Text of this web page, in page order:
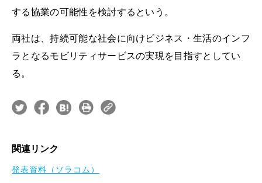
する協業の可能性を検討するという。
両社は、持続可能な社会に向けビジネス・生活のインフ
ラとなるモビリティサービスの実現を目指すとしてい
る。
関連リンク
発表資料（ソラコム）